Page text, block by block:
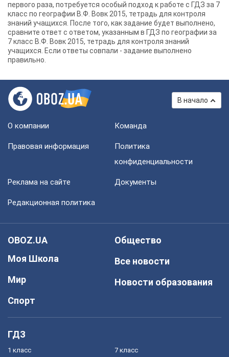
первого раза, потребуется особый подход к работе с ГДЗ за 7
класс по географии В.Ф. Вовк 2015, тетрадь для контроля
знаний учащихся. После того, как задание будет выполнено,
сравните ответ с ответом, указанным в ГДЗ по географии за
7 класс В.Ф. Вовк 2015, тетрадь для контроля знаний
учащихся. Если ответы совпали - задание выполнено
правильно.
В начало
О компании Команда
Правовая информация
Политика
конфиденциальности
Реклама на сайте Документы
Редакционная политика
OBOZ.UA
Моя Школа
Мир
Спорт
Общество
Все новости
Новости образования
ГДЗ
1 класс 7 класс